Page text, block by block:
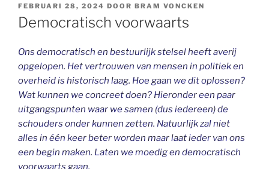
GEPLAATST
OP
FEBRUARI 28, 2024 DOOR BRAM VONCKEN
Democratisch voorwaarts
Ons democratisch en bestuurlijk stelsel heeft averij
opgelopen. Het vertrouwen van mensen in politiek en
overheid is historisch laag. Hoe gaan we dit oplossen?
Wat kunnen we concreet doen? Hieronder een paar
uitgangspunten waar we samen (dus iedereen) de
schouders onder kunnen zetten. Natuurlijk zal niet
alles in één keer beter worden maar laat ieder van ons
een begin maken. Laten we moedig en democratisch
voorwaarts gaan.